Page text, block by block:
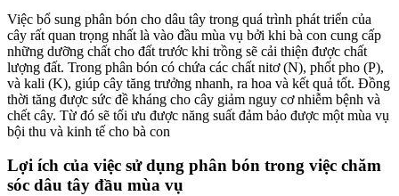
Việc bổ sung phân bón cho dâu tây trong quá trình phát triển của
cây rất quan trọng nhất là vào đầu mùa vụ bởi khi bà con cung cấp
những dưỡng chất cho đất trước khi trồng sẽ cải thiện được chất
lượng đất. Trong phân bón có chứa các chất nitơ (N), phốt pho (P),
và kali (K), giúp cây tăng trưởng nhanh, ra hoa và kết quả tốt. Đồng
thời tăng được sức đề kháng cho cây giảm nguy cơ nhiễm bệnh và
chết cây. Từ đó sẽ tối ưu được năng suất đảm bảo được một mùa vụ
bội thu và kinh tế cho bà con
Lợi ích của việc sử dụng phân bón trong việc chăm
sóc dâu tây đầu mùa vụ